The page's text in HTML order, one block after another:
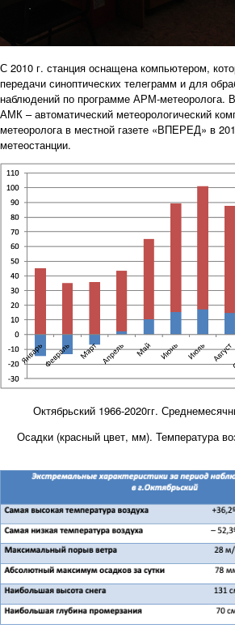
С 2010 г. станция оснащена компьютером,
передачи синоптических телеграмм и для
наблюдений по программе АРМ-метеоролога.
АМК – автоматический метеорологический
метеоролога в местной газете «ВПЕРЕД» в
метеостанции.
Октябрьский 1966-2020гг.
Осадки (красный цвет, мм). Температура